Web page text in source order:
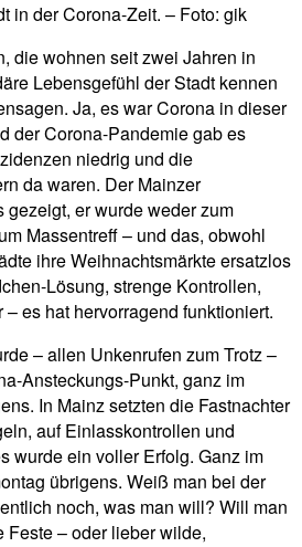
in der Corona-Zeit. – Foto: gik
die wohnen seit zwei Jahren in
Lebensgefühl der Stadt kennen
Ja, es war Corona in dieser
der Corona-Pandemie gab es
niedrig und die
da waren. Der Mainzer
gezeigt, er wurde weder zum
Massentreff – und das, obwohl
ihre Weihnachtsmärkte ersatzlos
Lösung, strenge Kontrollen,
es hat hervorragend funktioniert.
– allen Unkenrufen zum Trotz –
Ansteckungs-Punkt, ganz im
In Mainz setzten die Fastnachter
auf Einlasskontrollen und
wurde ein voller Erfolg. Ganz im
übrigens. Weiß man bei der
noch, was man will? Will man
Feste – oder lieber wilde,